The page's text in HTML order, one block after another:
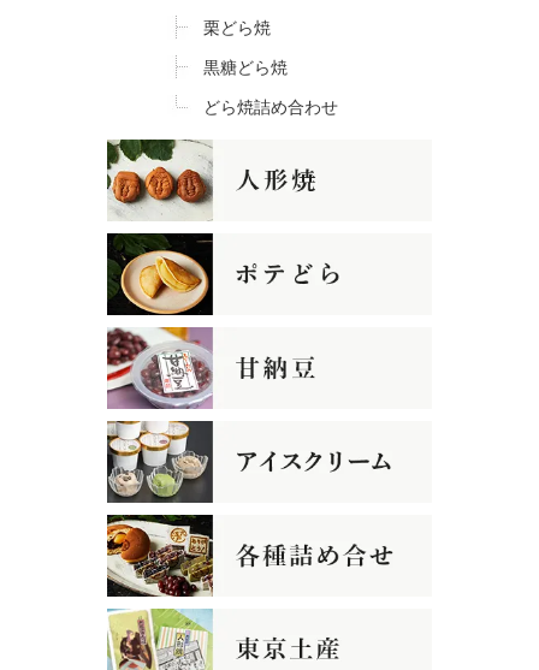
栗どら焼
黒糖どら焼
どら焼詰め合わせ